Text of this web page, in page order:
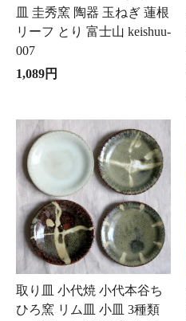
皿 圭秀窯 陶器 玉ねぎ 蓮根
リーフ とり 富士山 keishuu-
007
1,089円
取り皿 小代焼 小代本谷ち
ひろ窯 リム皿 小皿 3種類